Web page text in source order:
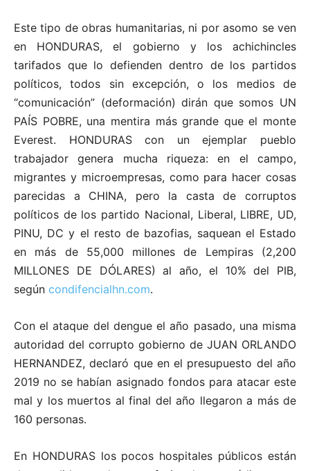
Este tipo de obras humanitarias, ni por asomo se ven
en HONDURAS, el gobierno y los achichincles
tarifados que lo defienden dentro de los partidos
políticos, todos sin excepción, o los medios de
“comunicación” (deformación) dirán que somos UN
PAÍS POBRE, una mentira más grande que el monte
Everest. HONDURAS con un ejemplar pueblo
trabajador genera mucha riqueza: en el campo,
migrantes y microempresas, como para hacer cosas
parecidas a CHINA, pero la casta de corruptos
políticos de los partido Nacional, Liberal, LIBRE, UD,
PINU, DC y el resto de bazofias, saquean el Estado
en más de 55,000 millones de Lempiras (2,200
MILLONES DE DÓLARES) al año, el 10% del PIB,
según condifencialhn.com.
Con el ataque del dengue el año pasado, una misma
autoridad del corrupto gobierno de JUAN ORLANDO
HERNANDEZ, declaró que en el presupuesto del año
2019 no se habían asignado fondos para atacar este
mal y los muertos al final del año llegaron a más de
160 personas.
En HONDURAS los pocos hospitales públicos están